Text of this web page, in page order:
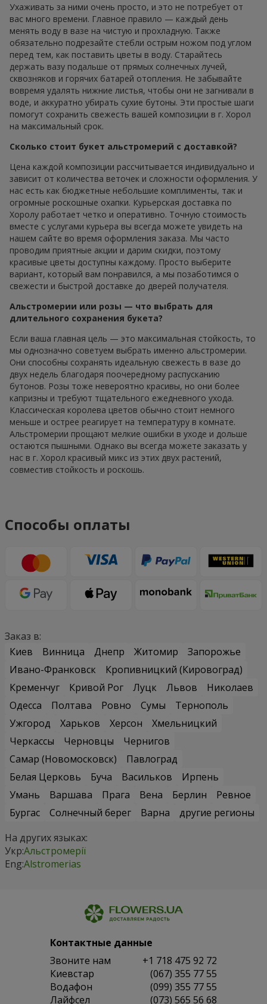
Ухаживать за ними очень просто, и это не потребует от
вас много времени. Главное правило — каждый день
менять воду в вазе на чистую и прохладную. Также
обязательно подрезайте стебли острым ножом под углом
перед тем, как поставить цветы в воду. Старайтесь
держать вазу подальше от прямых солнечных лучей,
сквозняков и горячих батарей отопления. Не забывайте
вовремя удалять нижние листья, чтобы они не загнивали в
воде, и аккуратно убирать сухие бутоны. Эти простые шаги
помогут сохранить свежесть вашей композиции в г. Хорол
на максимальный срок.
Сколько стоит букет альстромерий с доставкой?
Цена каждой композиции рассчитывается индивидуально и
зависит от количества веточек и сложности оформления. У
нас есть как бюджетные небольшие комплименты, так и
огромные роскошные охапки. Курьерская доставка по
Хоролу работает четко и оперативно. Точную стоимость
вместе с услугами курьера вы всегда можете увидеть на
нашем сайте во время оформления заказа. Мы часто
проводим приятные акции и дарим скидки, поэтому
красивые цветы доступны каждому. Просто выберите
вариант, который вам понравился, а мы позаботимся о
свежести и быстрой доставке до дверей получателя.
Альстромерии или розы — что выбрать для
длительного сохранения букета?
Если ваша главная цель — это максимальная стойкость, то
мы однозначно советуем выбрать именно альстромерии.
Они способны сохранять идеальную свежесть в вазе до
двух недель благодаря поочередному распусканию
бутонов. Розы тоже невероятно красивы, но они более
капризны и требуют тщательного ежедневного ухода.
Классическая королева цветов обычно стоит немного
меньше и острее реагирует на температуру в комнате.
Альстромерии прощают мелкие ошибки в уходе и дольше
остаются пышными. Однако вы всегда можете заказать у
нас в г. Хорол красивый микс из этих двух растений,
совместив стойкость и роскошь.
Способы оплаты
Заказ в:
Киев
Винница Днепр Житомир
Запорожье
Ивано-Франковск
Кропивницкий (Кировоград)
Кременчуг
Кривой Рог Луцк Львов
Николаев
Одесса
Полтава Ровно Сумы
Тернополь
Ужгород
Харьков Херсон
Хмельницкий
Черкассы
Черновцы
Чернигов
Самар (Новомосковск)
Павлоград
Белая Церковь
Буча Васильков
Ирпень
Умань
Варшава Прага Вена Берлин
Ревное
Бургас
Солнечный берег Варна
другие регионы
На других языках:
Укр:Альстромерії
Eng:Alstromerias
Контактные данные
Звоните нам
+1 718 475 92 72
Киевстар
(067) 355 77 55
Водафон
(099) 355 77 55
Лайфсел
(073) 565 56 68